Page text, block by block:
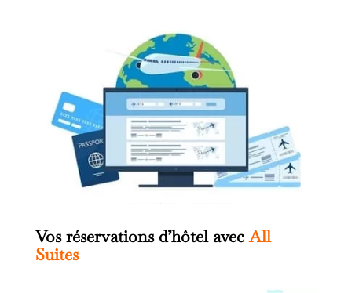
Vos réservations d’hôtel avecAll
Suites